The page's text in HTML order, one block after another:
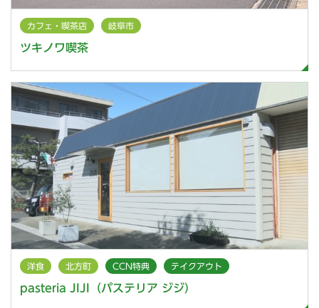
カフェ・喫茶店 岐阜市
ツキノワ喫茶
洋食 北方町 CCN特典 テイクアウト
pasteria JIJI（パステリア ジジ）